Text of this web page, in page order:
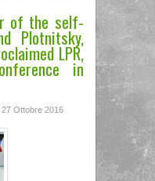
of the self-
Plotnitsky,
LPR,
in
27 Ottobre 2016